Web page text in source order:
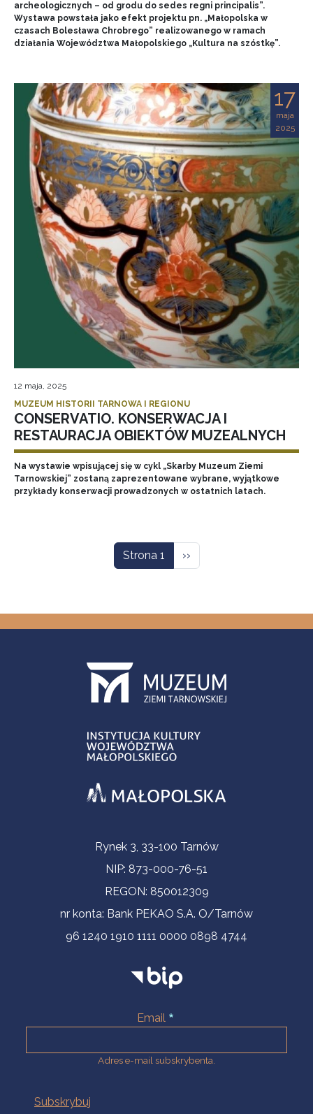
archeologicznych – od grodu do sedes regni principalis”.
Wystawa powstała jako efekt projektu pn. „Małopolska w
czasach Bolesława Chrobrego” realizowanego w ramach
działania Województwa Małopolskiego „Kultura na szóstkę”.
17
maja
2025
12 maja, 2025
MUZEUM HISTORII TARNOWA I REGIONU
CONSERVATIO. KONSERWACJA I
RESTAURACJA OBIEKTÓW MUZEALNYCH
Na wystawie wpisującej się w cykl „Skarby Muzeum Ziemi
Tarnowskiej” zostaną zaprezentowane wybrane, wyjątkowe
przykłady konserwacji prowadzonych w ostatnich latach.
Strona 1 Następna strona
››
Informacje kontaktoweRynek 3, 33-100 Tarnów
NIP: 873-000-76-51
REGON: 850012309
nr konta: Bank PEKAO S.A. O/Tarnów
96 1240 1910 1111 0000 0898 4744
Email
Adres e-mail subskrybenta.